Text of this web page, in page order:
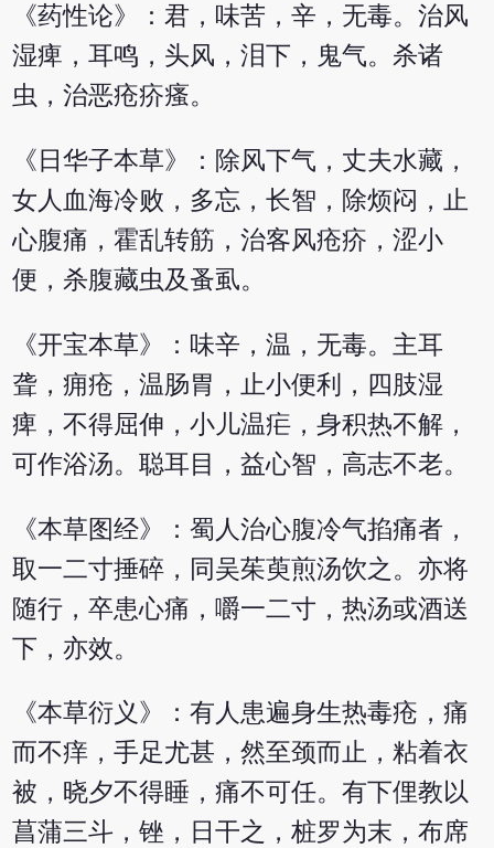
《药性论》：君，味苦，辛，无毒。治风
湿痺，耳鸣，头风，泪下，鬼气。杀诸
虫，治恶疮疥瘙。
《日华子本草》：除风下气，丈夫水藏，
女人血海冷败，多忘，长智，除烦闷，止
心腹痛，霍乱转筋，治客风疮疥，涩小
便，杀腹藏虫及蚤虱。
《开宝本草》：味辛，温，无毒。主耳
聋，痈疮，温肠胃，止小便利，四肢湿
痺，不得屈伸，小儿温疟，身积热不解，
可作浴汤。聪耳目，益心智，高志不老。
《本草图经》：蜀人治心腹冷气掐痛者，
取一二寸捶碎，同吴茱萸煎汤饮之。亦将
随行，卒患心痛，嚼一二寸，热汤或酒送
下，亦效。
《本草衍义》：有人患遍身生热毒疮，痛
而不痒，手足尤甚，然至颈而止，粘着衣
被，晓夕不得睡，痛不可任。有下俚教以
菖蒲三斗，锉，日干之，桩罗为末，布席